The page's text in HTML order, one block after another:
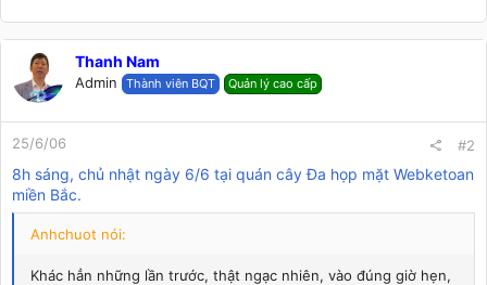
Thanh Nam
Admin Thành viên BQT Quản lý cao cấp
25/6/06 #2
8h sáng, chủ nhật ngày 6/6 tại quán cây Đa họp mặt Webketoan
miền Bắc.
Anhchuot nói:
Khác hẳn những lần trước, thật ngạc nhiên, vào đúng giờ hẹn,